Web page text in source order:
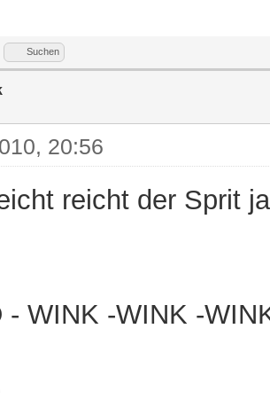
Suchen
20:56
reicht der Sprit
- WINK -WINK -